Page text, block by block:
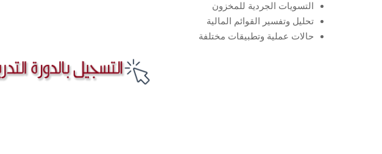
التسويات الجردية للمخزون
تحليل وتفسير القوائم المالية
حالات عملية وتطبيقات مختلفة